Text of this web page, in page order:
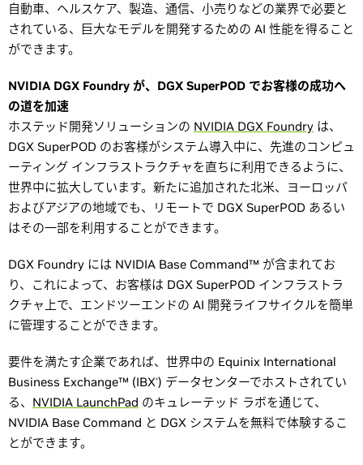
自動車、ヘルスケア、製造、通信、小売りなどの業界で必要と
されている、巨大なモデルを開発するための AI 性能を得ること
ができます。
NVIDIA DGX Foundry が、DGX SuperPOD でお客様の成功へ
の道を加速
ホステッド開発ソリューションの NVIDIA DGX Foundry は、
DGX SuperPOD のお客様がシステム導入中に、先進のコンピュ
ーティング インフラストラクチャを直ちに利用できるように、
世界中に拡大しています。新たに追加された北米、ヨーロッパ
およびアジアの地域でも、リモートで DGX SuperPOD あるい
はその一部を利用することができます。
DGX Foundry には NVIDIA Base Command™ が含まれてお
り、これによって、お客様は DGX SuperPOD インフラストラ
クチャ上で、エンドツーエンドの AI 開発ライフサイクルを簡単
に管理することができます。
要件を満たす企業であれば、世界中の Equinix International
Business Exchange™ (IBX®) データセンターでホストされてい
る、 NVIDIA LaunchPad のキュレーテッド ラボを通じて、
NVIDIA Base Command と DGX システムを無料で体験するこ
とができます。